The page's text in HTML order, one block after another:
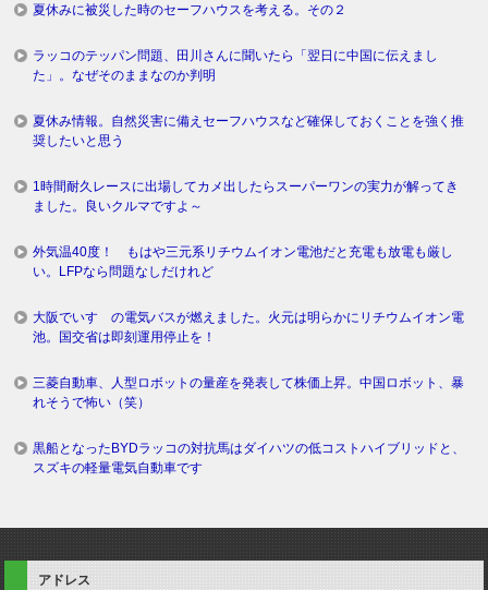
夏休みに被災した時のセーフハウスを考える。その２
ラッコのテッパン問題、田川さんに聞いたら「翌日に中国に伝えまし
た」。なぜそのままなのか判明
夏休み情報。自然災害に備えセーフハウスなど確保しておくことを強く推
奨したいと思う
1時間耐久レースに出場してカメ出したらスーパーワンの実力が解ってき
ました。良いクルマですよ～
外気温40度！ もはや三元系リチウムイオン電池だと充電も放電も厳し
い。LFPなら問題なしだけれど
大阪でいすゞの電気バスが燃えました。火元は明らかにリチウムイオン電
池。国交省は即刻運用停止を！
三菱自動車、人型ロボットの量産を発表して株価上昇。中国ロボット、暴
れそうで怖い（笑）
黒船となったBYDラッコの対抗馬はダイハツの低コストハイブリッドと、
スズキの軽量電気自動車です
アドレス